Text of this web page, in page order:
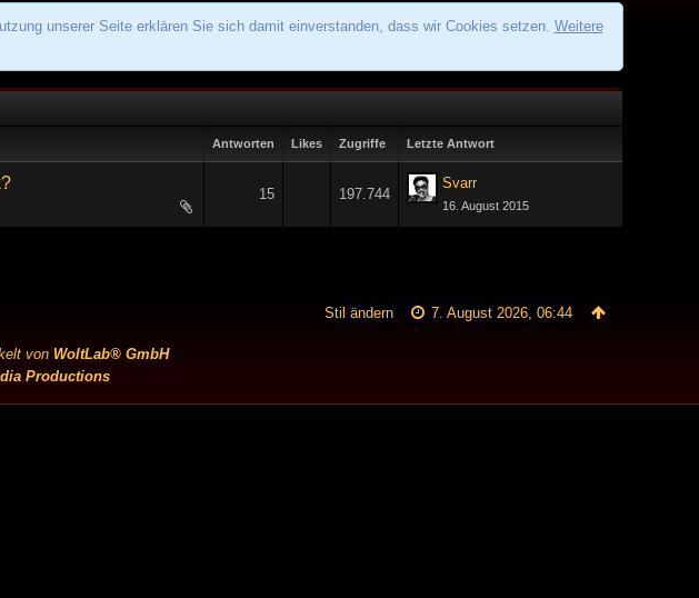
unserer Seite erklären Sie sich damit einverstanden, dass wir Cookies setzen. Weitere
Antworten Likes Zugriffe Letzte Antwort
15 197.744
Svarr
16. August 2015
7. August 2026, 06:44
Stil ändern
von WoltLab® GmbH
Productions